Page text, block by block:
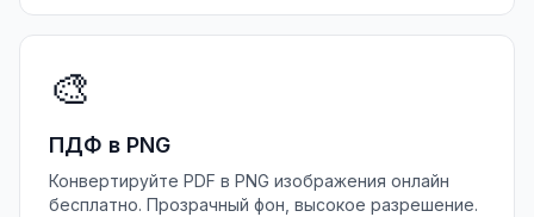
🎨
ПДФ в PNG
Конвертируйте PDF в PNG изображения онлайн
бесплатно. Прозрачный фон, высокое разрешение.